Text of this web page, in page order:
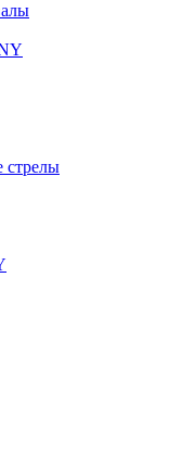
стрелы